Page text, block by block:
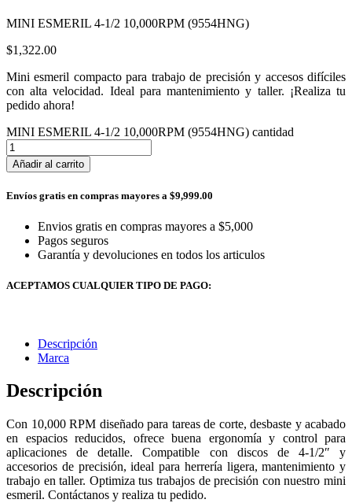
MINI ESMERIL 4-1/2 10,000RPM (9554HNG)
$1,322.00
Mini esmeril compacto para trabajo de precisión y accesos difíciles
con alta velocidad. Ideal para mantenimiento y taller. ¡Realiza tu
pedido ahora!
MINI ESMERIL 4-1/2 10,000RPM (9554HNG) cantidad
Añadir al carrito
Envíos gratis en compras mayores a $9,999.00
Envios gratis en compras mayores a $5,000
Pagos seguros
Garantía y devoluciones en todos los articulos
ACEPTAMOS CUALQUIER TIPO DE PAGO:
Descripción
Marca
Descripción
Con 10,000 RPM diseñado para tareas de corte, desbaste y acabado
en espacios reducidos, ofrece buena ergonomía y control para
aplicaciones de detalle. Compatible con discos de 4-1/2″ y
accesorios de precisión, ideal para herrería ligera, mantenimiento y
trabajo en taller. Optimiza tus trabajos de precisión con nuestro mini
esmeril. Contáctanos y realiza tu pedido.